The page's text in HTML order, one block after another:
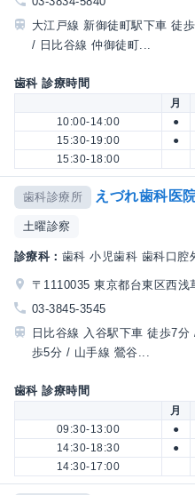
大江戸線 新御徒町駅下車 徒
/ 日比谷線 仲御徒町...
歯科 診療時間
月
10:00-14:00
●
15:30-19:00
●
15:30-18:00
歯科診療所 えづれ歯科医
土曜診察
診療科： 歯科 小児歯科 歯科口腔
〒1110035 東京都台東区西浅
03-3845-3545
日比谷線 入谷駅下車 徒歩7
歩5分 / 山手線 鶯谷...
歯科 診療時間
月
09:30-13:00
●
14:30-18:30
●
14:30-17:00